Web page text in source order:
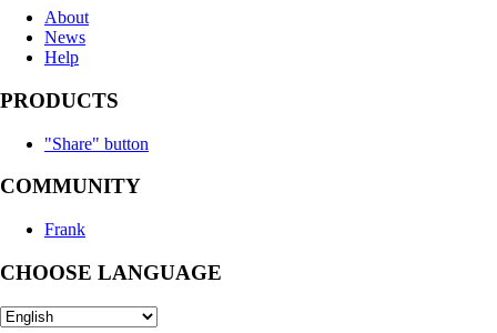
About
News
Help
PRODUCTS
"Share" button
COMMUNITY
Frank
CHOOSE LANGUAGE